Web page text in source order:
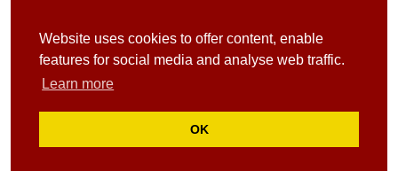
Website uses cookies to offer content, enable
features for social media and analyse web traffic.
Learn more
OK